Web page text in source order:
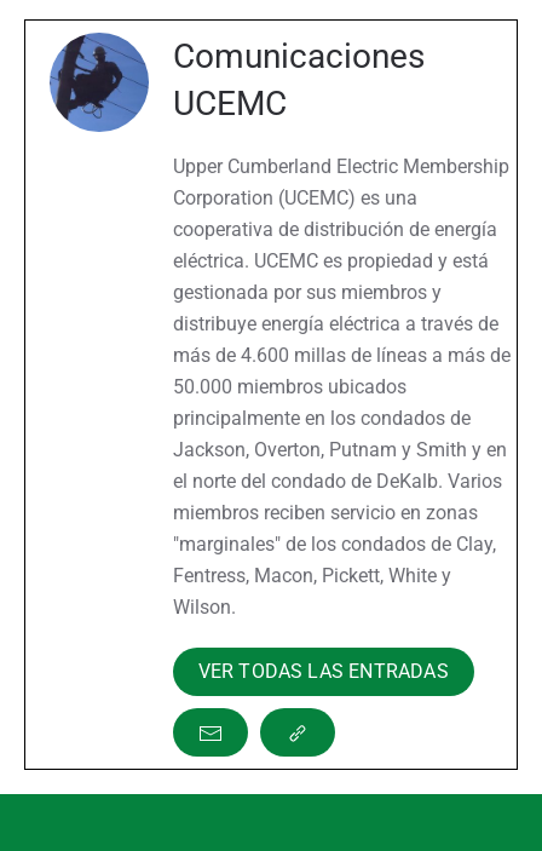
Comunicaciones
UCEMC
Upper Cumberland Electric Membership
Corporation (UCEMC) es una
cooperativa de distribución de energía
eléctrica. UCEMC es propiedad y está
gestionada por sus miembros y
distribuye energía eléctrica a través de
más de 4.600 millas de líneas a más de
50.000 miembros ubicados
principalmente en los condados de
Jackson, Overton, Putnam y Smith y en
el norte del condado de DeKalb. Varios
miembros reciben servicio en zonas
"marginales" de los condados de Clay,
Fentress, Macon, Pickett, White y
Wilson.
VER TODAS LAS ENTRADAS